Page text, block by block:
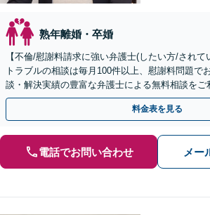
熟年離婚・卒婚
【不倫/慰謝料請求に強い弁護士(したい方/され
トラブルの相談は毎月100件以上、慰謝料問題で
談・解決実績の豊富な弁護士による無料相談をご
回相談０円(電話)】【全国対応】
料金表を見る
電話でお問い合わせ メー